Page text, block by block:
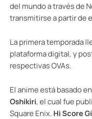
del mundo a través de
transmitirse a partir de
La primera temporada
plataforma digital, y
respectivas OVAs.
El anime está basado
Oshikiri, el cual fue
Square Enix. Hi Score